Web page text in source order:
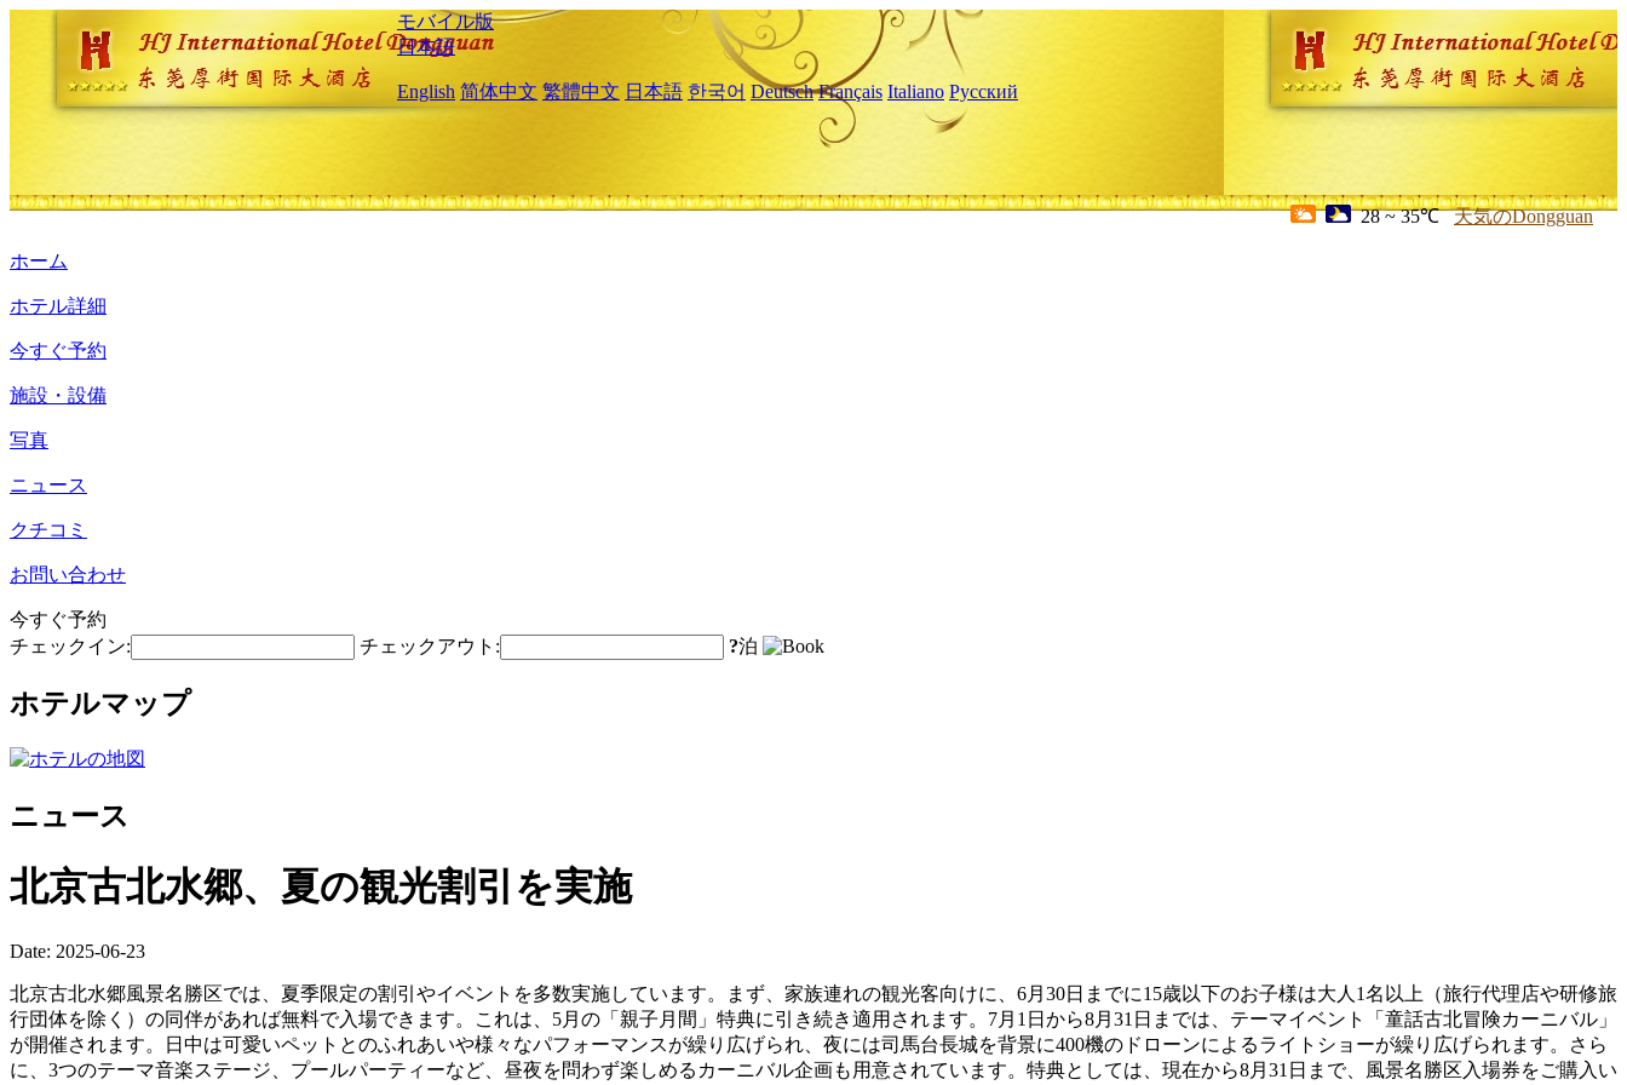
モバイル版
日本語
English 简体中文 繁體中文 日本語 한국어 Deutsch Français Italiano Русский
28 ~ 35℃ 天気のDongguan
ホーム
ホテル詳細
今すぐ予約
施設・設備
写真
ニュース
クチコミ
お問い合わせ
今すぐ予約
チェックイン:
チェックアウト: ?泊
ホテルマップ
ニュース
北京古北水郷、夏の観光割引を実施
Date: 2025-06-23
北京古北水郷風景名勝区では、夏季限定の割引やイベントを多数実施しています。まず、家族連れの観光客向けに、6月30日までに15歳以下のお子様は大人1名以上（旅行代理店や研修旅
行団体を除く）の同伴があれば無料で入場できます。これは、5月の「親子月間」特典に引き続き適用されます。7月1日から8月31日までは、テーマイベント「童話古北冒険カーニバル」
が開催されます。日中は可愛いペットとのふれあいや様々なパフォーマンスが繰り広げられ、夜には司馬台長城を背景に400機のドローンによるライトショーが繰り広げられます。さら
に、3つのテーマ音楽ステージ、プールパーティーなど、昼夜を問わず楽しめるカーニバル企画も用意されています。特典としては、現在から8月31日まで、風景名勝区入場券をご購入い